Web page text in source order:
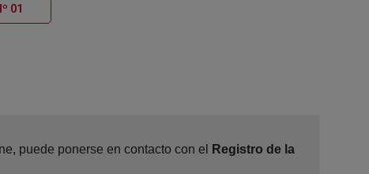
01
puede ponerse en contacto con el
Registro de la